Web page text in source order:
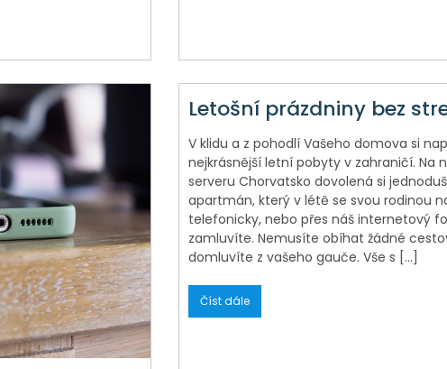
Letošní prázdniny bez
V klidu a z pohodlí Vašeho domova si
nejkrásnější letní pobyty v zahraničí. Na
serveru Chorvatsko dovolená si
apartmán, který v létě se svou rodinou
telefonicky, nebo přes náš internetový
zamluvíte. Nemusíte obíhat žádné
domluvíte z vašeho gauče. Vše s […]
Číst dále